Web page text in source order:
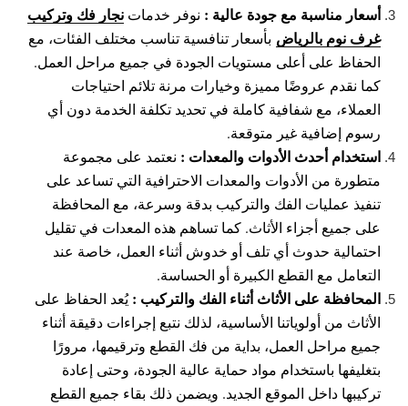
أسعار مناسبة مع جودة عالية : نوفر خدمات نجار فك وتركيب
غرف نوم بالرياض بأسعار تنافسية تناسب مختلف الفئات، مع
الحفاظ على أعلى مستويات الجودة في جميع مراحل العمل.
كما نقدم عروضًا مميزة وخيارات مرنة تلائم احتياجات
العملاء، مع شفافية كاملة في تحديد تكلفة الخدمة دون أي
رسوم إضافية غير متوقعة.
استخدام أحدث الأدوات والمعدات : نعتمد على مجموعة
متطورة من الأدوات والمعدات الاحترافية التي تساعد على
تنفيذ عمليات الفك والتركيب بدقة وسرعة، مع المحافظة
على جميع أجزاء الأثاث. كما تساهم هذه المعدات في تقليل
احتمالية حدوث أي تلف أو خدوش أثناء العمل، خاصة عند
التعامل مع القطع الكبيرة أو الحساسة.
المحافظة على الأثاث أثناء الفك والتركيب :يُعد الحفاظ على
الأثاث من أولوياتنا الأساسية، لذلك نتبع إجراءات دقيقة أثناء
جميع مراحل العمل، بداية من فك القطع وترقيمها، مرورًا
بتغليفها باستخدام مواد حماية عالية الجودة، وحتى إعادة
تركيبها داخل الموقع الجديد. ويضمن ذلك بقاء جميع القطع